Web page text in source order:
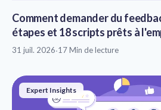
Comment demander du
étapes et 18 scripts prêts à
31 juil. 2026·17 Min de lecture
Expert Insights